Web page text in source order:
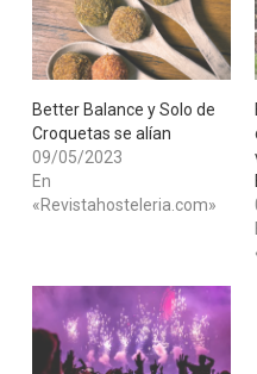
Better Balance y Solo de
Croquetas se alían
09/05/2023
En
«Revistahosteleria.com»